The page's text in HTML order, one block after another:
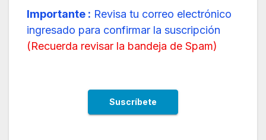
Importante : Revisa tu correo electrónico
ingresado para confirmar la suscripción
(Recuerda revisar la bandeja de Spam)